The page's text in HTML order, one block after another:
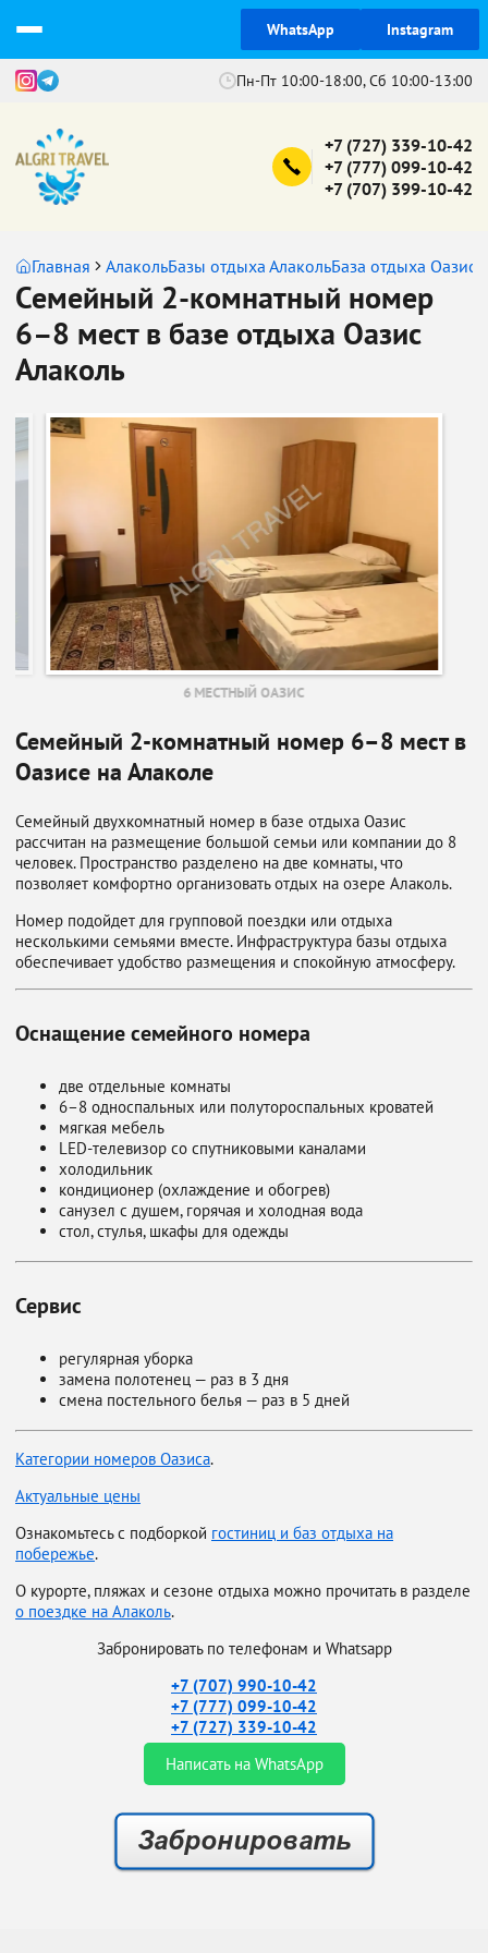
WhatsApp Instagram
Пн-Пт 10:00-18:00, Сб 10:00-13:00
+7 (727) 339-10-42
+7 (777) 099-10-42
+7 (707) 399-10-42
Главная АлакольБазы отдыха АлакольБаза отдыха Оазис
Семейный 2-комнатный номер
6–8 мест в базе отдыха Оазис
Алаколь
6 МЕСТНЫЙ ОАЗИС
Семейный 2-комнатный номер 6–8 мест в
Оазисе на Алаколе
Семейный двухкомнатный номер в базе отдыха Оазис
рассчитан на размещение большой семьи или компании до 8
человек. Пространство разделено на две комнаты, что
позволяет комфортно организовать отдых на озере Алаколь.
Номер подойдет для групповой поездки или отдыха
несколькими семьями вместе. Инфраструктура базы отдыха
обеспечивает удобство размещения и спокойную атмосферу.
Оснащение семейного номера
две отдельные комнаты
6–8 односпальных или полутороспальных кроватей
мягкая мебель
LED-телевизор со спутниковыми каналами
холодильник
кондиционер (охлаждение и обогрев)
санузел с душем, горячая и холодная вода
стол, стулья, шкафы для одежды
Сервис
регулярная уборка
замена полотенец — раз в 3 дня
смена постельного белья — раз в 5 дней
Категории номеров Оазиса.
Актуальные цены
Ознакомьтесь с подборкой гостиниц и баз отдыха на
побережье.
О курорте, пляжах и сезоне отдыха можно прочитать в разделе
о поездке на Алаколь.
Забронировать по телефонам и Whatsapp
+7 (707) 990-10-42
+7 (777) 099-10-42
+7 (727) 339-10-42
Написать на WhatsApp